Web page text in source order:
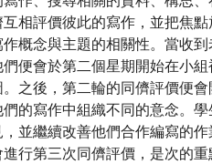
相評價彼此的寫作，並把焦
概念與主題的相關性。當收
便會於第二個星期開始在小
之後，第二輪的同儕評價便
的寫作中組織不同的意念。
並繼續改善他們合作編寫的
行第三次同儕評價，是次的